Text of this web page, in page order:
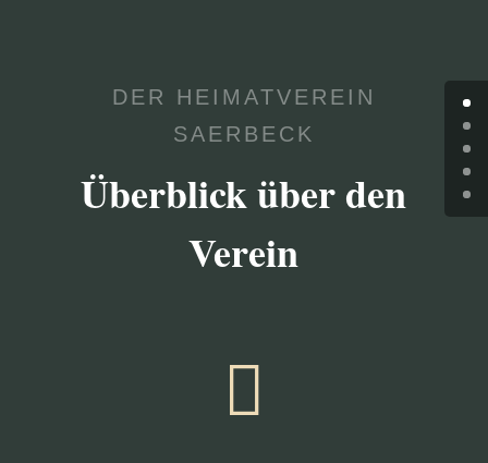
DER HEIMATVEREIN
SAERBECK
Überblick über den
Verein
